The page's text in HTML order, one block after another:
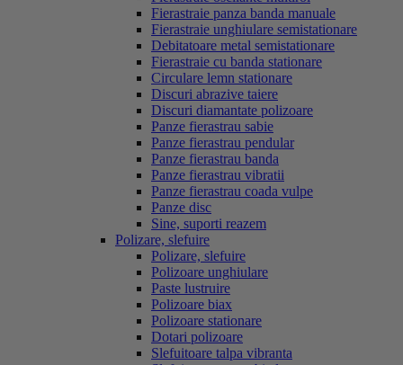
Fierastraie panza banda manuale
Fierastraie unghiulare semistationare
Debitatoare metal semistationare
Fierastraie cu banda stationare
Circulare lemn stationare
Discuri abrazive taiere
Discuri diamantate polizoare
Panze fierastrau sabie
Panze fierastrau pendular
Panze fierastrau banda
Panze fierastrau vibratii
Panze fierastrau coada vulpe
Panze disc
Sine, suporti reazem
Polizare, slefuire
Polizare, slefuire
Polizoare unghiulare
Paste lustruire
Polizoare biax
Polizoare stationare
Dotari polizoare
Slefuitoare talpa vibranta